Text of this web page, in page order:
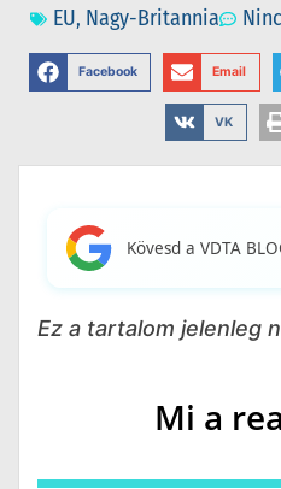
EU, Nagy-Britannia
Facebook Email
VK
Kövesd a VDTA
Ez a tartalom jelenleg
Mi a